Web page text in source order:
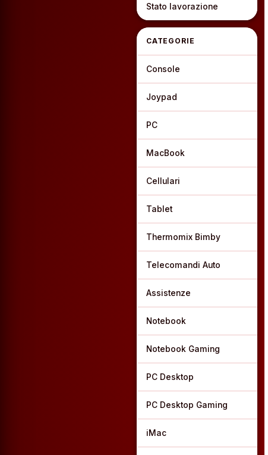
Stato lavorazione
CATEGORIE
Console
Joypad
PC
MacBook
Cellulari
Tablet
Thermomix Bimby
Telecomandi Auto
Assistenze
Notebook
Notebook Gaming
PC Desktop
PC Desktop Gaming
iMac